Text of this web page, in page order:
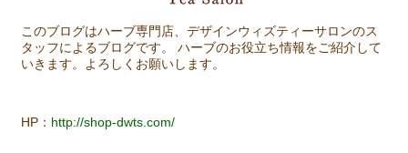
このブログはハーブ専門店、デザインウィズティーサロンのス
タッフによるブログです。 ハーブのお役立ち情報をご紹介して
いきます。よろしくお願いします。
HP： http://shop-dwts.com/